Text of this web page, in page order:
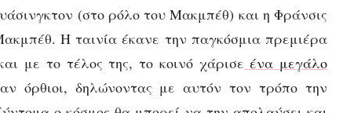
(στο ρόλο του Μακμπέθ) και η Φράνσις
Η ταινία έκανε την παγκόσμια πρεμιέρα
με το τέλος της, το κοινό χάρισε ένα μεγάλο
όρθιοι, δηλώνοντας με αυτόν τον τρόπο την